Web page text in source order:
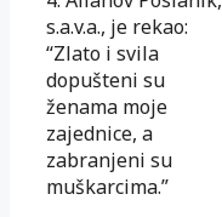
s.a.v.a., je rekao:
“Zlato i svila
dopušteni su
ženama moje
zajednice, a
zabranjeni su
muškarcima.”